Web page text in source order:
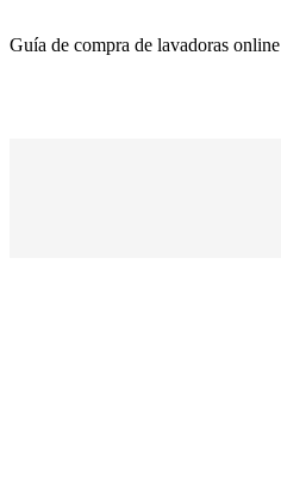
Guía de compra de lavadoras online